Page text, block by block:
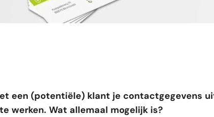
een (potentiële) klant je contactgegevens
werken. Wat allemaal mogelijk is?